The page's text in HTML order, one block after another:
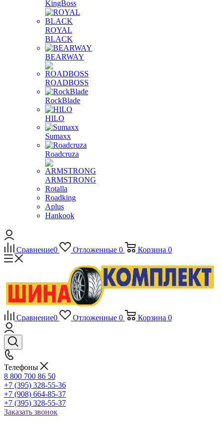
KingBoss
ROYAL
BLACK
BEARWAY
ROADBOSS
RockBlade
HILO
Sumaxx
Roadcruza
ARMSTRONG
Rotalla
Roadking
Aplus
Hankook
Сравнение0 Отложенные 0 Корзина 0
Сравнение0 Отложенные 0 Корзина 0
Телефоны
8 800 700 86 50
+7 (395) 328-55-36
+7 (908) 664-85-37
+7 (395) 328-55-37
Заказать звонок